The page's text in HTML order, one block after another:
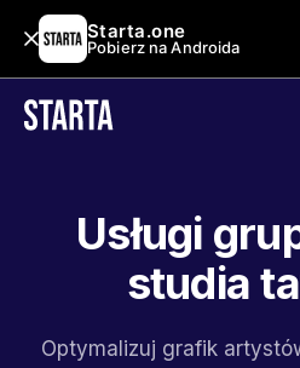
Starta.one
Pobierz na Androida
Usługi
studia
Optymalizuj grafik